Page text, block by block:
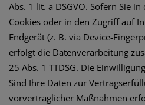
Abs. 1 lit. a DSGVO. Sofern Sie
Cookies oder in den Zugriff auf
Endgerät (z. B. via Device-
erfolgt die Datenverarbeitung
25 Abs. 1 TTDSG. Die
Sind Ihre Daten zur
vorvertraglicher Maßnahmen